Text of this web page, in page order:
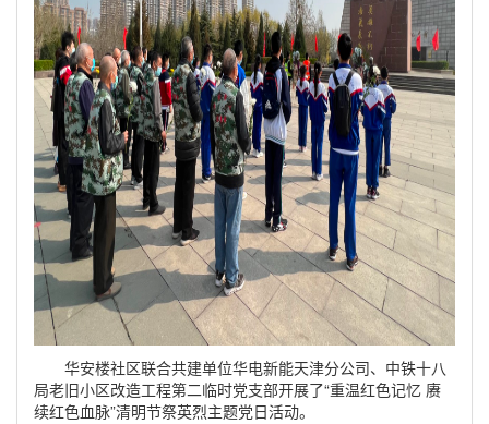
华安楼社区联合共建单位华电新能天津分公司、中铁十八
局老旧小区改造工程第二临时党支部开展了“重温红色记忆 赓
续红色血脉”清明节祭英烈主题党日活动。